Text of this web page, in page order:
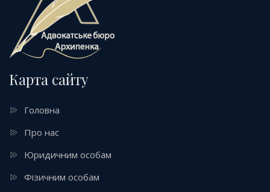
Карта сайту
Головна
Про нас
Юридичним особам
Фізичним особам